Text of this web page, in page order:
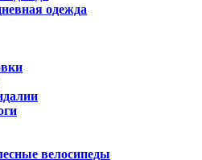
одежда
велосипеды